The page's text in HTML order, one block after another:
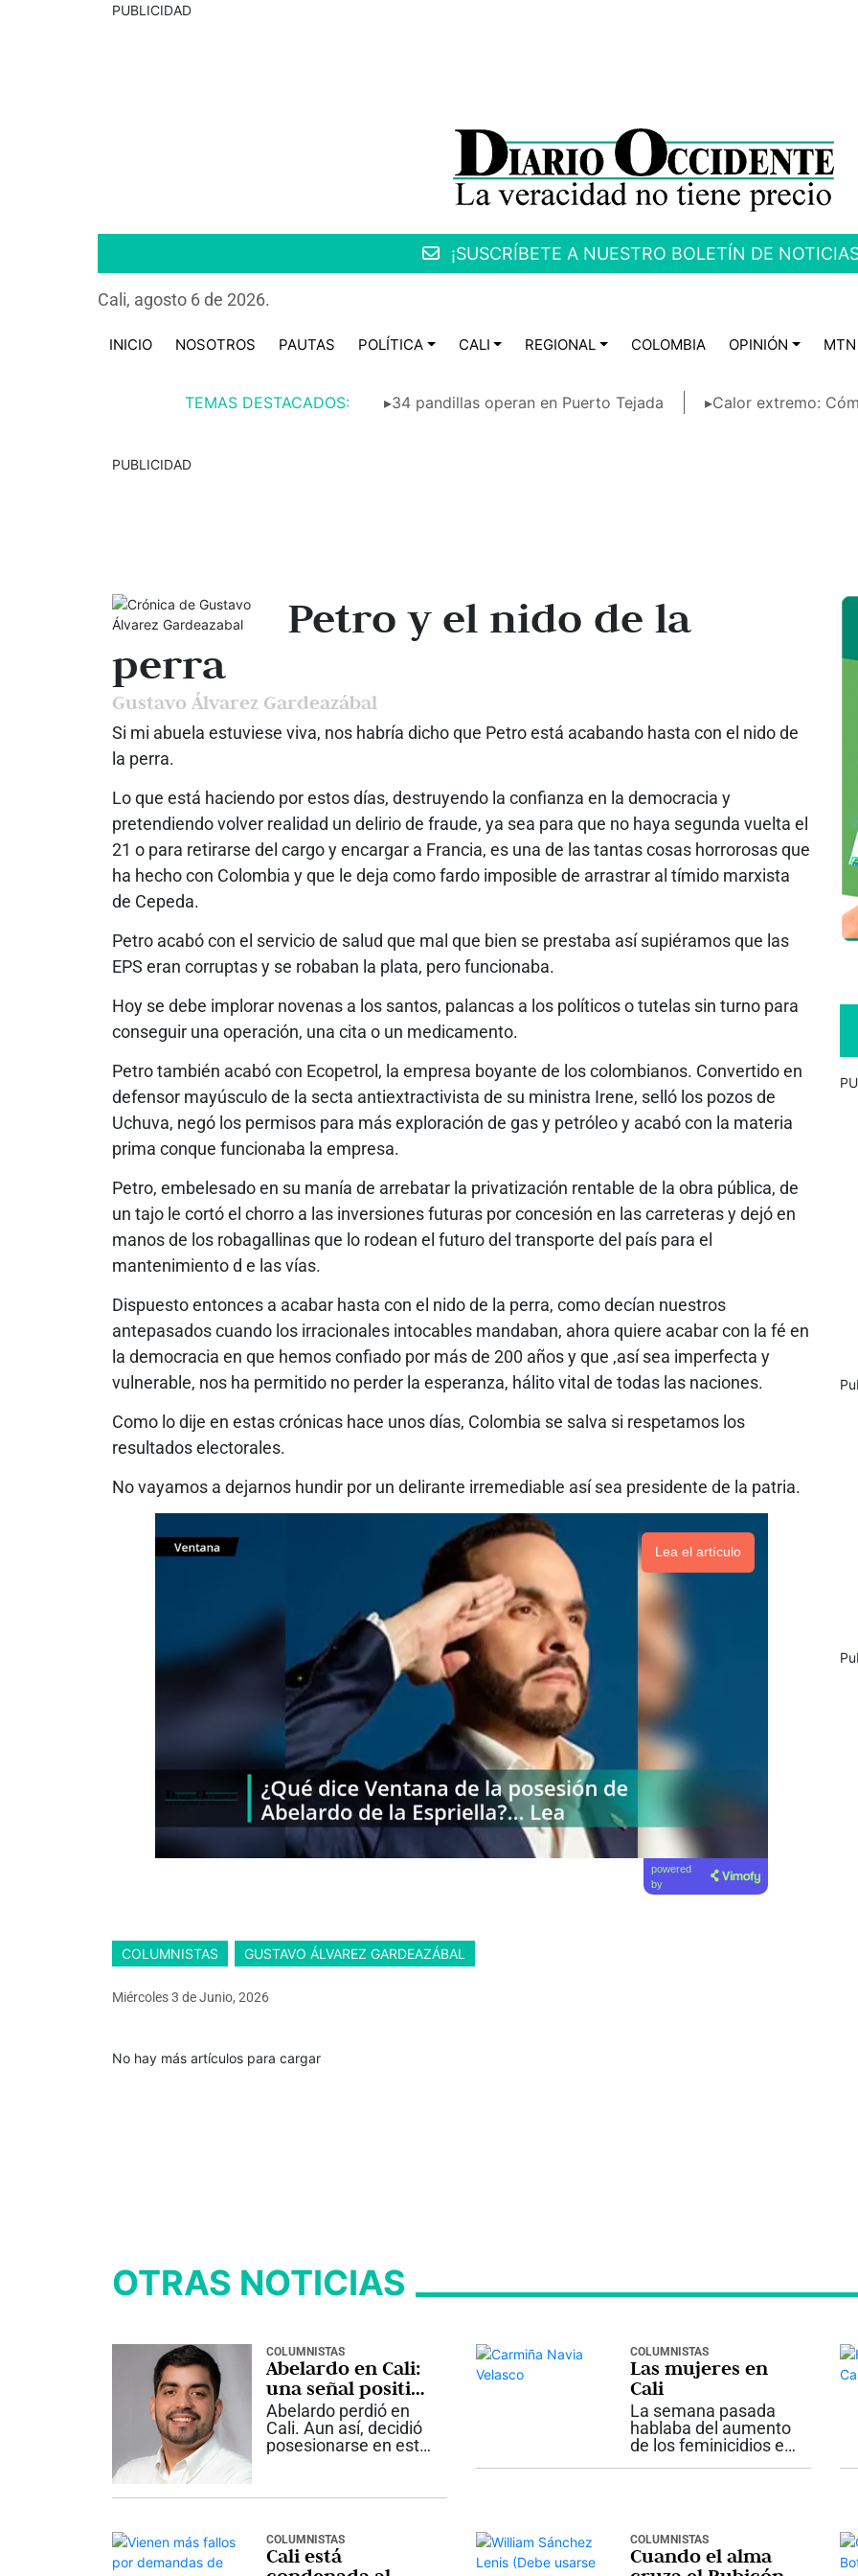
PUBLICIDAD
¡SUSCRÍBETE A NUESTRO BOLETÍN DE
Cali, agosto 6 de 2026.
INICIO NOSOTROS PAUTAS POLÍTICA CALI REGIONAL COLOMBIA OPINIÓN MTN
TEMAS DESTACADOS: ▸34 pandillas operan en Puerto Tejada ▸Calor extremo:
PUBLICIDAD
Petro y el nido de la
perra
Gustavo Álvarez Gardeazábal
Si mi abuela estuviese viva, nos habría dicho que Petro está acabando hasta con el nido de
la perra.
Lo que está haciendo por estos días, destruyendo la confianza en la democracia y
pretendiendo volver realidad un delirio de fraude, ya sea para que no haya segunda vuelta el
21 o para retirarse del cargo y encargar a Francia, es una de las tantas cosas horrorosas que
ha hecho con Colombia y que le deja como fardo imposible de arrastrar al tímido marxista
de Cepeda.
Petro acabó con el servicio de salud que mal que bien se prestaba así supiéramos que las
EPS eran corruptas y se robaban la plata, pero funcionaba.
Hoy se debe implorar novenas a los santos, palancas a los políticos o tutelas sin turno para
conseguir una operación, una cita o un medicamento.
Petro también acabó con Ecopetrol, la empresa boyante de los colombianos. Convertido en
defensor mayúsculo de la secta antiextractivista de su ministra Irene, selló los pozos de
Uchuva, negó los permisos para más exploración de gas y petróleo y acabó con la materia
prima conque funcionaba la empresa.
Petro, embelesado en su manía de arrebatar la privatización rentable de la obra pública, de
un tajo le cortó el chorro a las inversiones futuras por concesión en las carreteras y dejó en
manos de los robagallinas que lo rodean el futuro del transporte del país para el
mantenimiento d e las vías.
Dispuesto entonces a acabar hasta con el nido de la perra, como decían nuestros
antepasados cuando los irracionales intocables mandaban, ahora quiere acabar con la fé en
la democracia en que hemos confiado por más de 200 años y que ,así sea imperfecta y
vulnerable, nos ha permitido no perder la esperanza, hálito vital de todas las naciones.
Como lo dije en estas crónicas hace unos días, Colombia se salva si respetamos los
resultados electorales.
No vayamos a dejarnos hundir por un delirante irremediable así sea presidente de la patria.
Lea el artículo
powered
by
COLUMNISTAS GUSTAVO ÁLVAREZ GARDEAZÁBAL
Miércoles 3 deJunio, 2026
No hay más artículos para cargar
OTRAS NOTICIAS
COLUMNISTAS
Abelardo en Cali:
una señal positiva
y una agenda por
construir
Abelardo perdió en
Cali. Aun así, decidió
posesionarse en esta
sobre cómo entiende
gobernar. Por qué
importa Un
Presidente no
COLUMNISTAS
Las mujeres en
Cali
La semana pasada
hablaba del aumento
de los feminicidios en
que detrás de esta
situación está el odio
de los hombres hacia
COLUMNISTAS
Cali está
COLUMNISTAS
Cuando el alma